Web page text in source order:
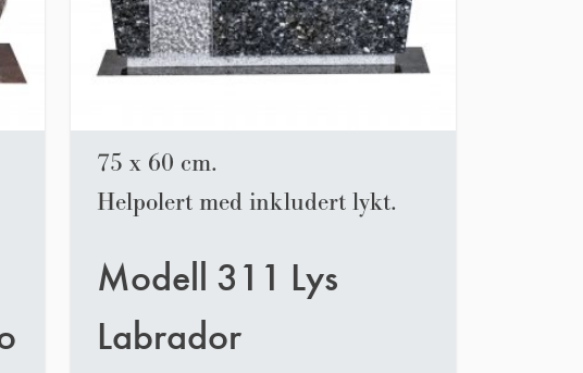
75 x 60 cm.
Helpolert med inkludert lykt.
Modell 311 Lys
Labrador